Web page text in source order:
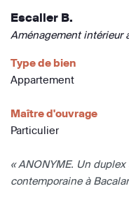
Escalier B.
Aménagement intérieur
Type de bien
Appartement
Maître d'ouvrage
Particulier
« ANONYME. Un
contemporaine à